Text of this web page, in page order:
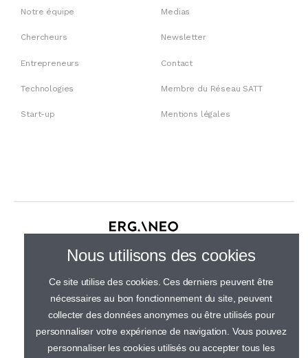
Notre équipe
Chercheurs
Entrepreneurs
Technologies
Start-up
Medias
Newsletter
Contact
Membre du Réseau SATT
Mentions légales
01 44 23 21 50
Nous utilisons des cookies
Ce site utilise des cookies. Ces derniers peuvent être
nécessaires au bon fonctionnement du site, peuvent
collecter des données anonymes ou être utilisés pour
personnaliser votre expérience de navigation. Vous pouvez
personnaliser les cookies utilisés ou accepter tous les